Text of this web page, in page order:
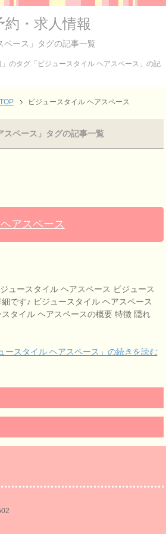
・求人情報
ペース」タグの記事一覧
」のタグ「ビジュースタイル ヘアスペース」の記
ビジュースタイル ヘアスペース
スペース」タグの記事一覧
アスペース
ュースタイル ヘアスペース ビジュース
です♪ ビジュースタイル ヘアスペース
タイル ヘアスペースの概要 特徴 隠れ
ースタイル ヘアスペース」の続きを読む